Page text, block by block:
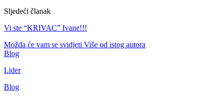
Sljedeći članak
Vi ste “KRIVAC” Ivane!!!
Možda će vam se svidjeti Više od istog autora
Blog
Lider
Blog